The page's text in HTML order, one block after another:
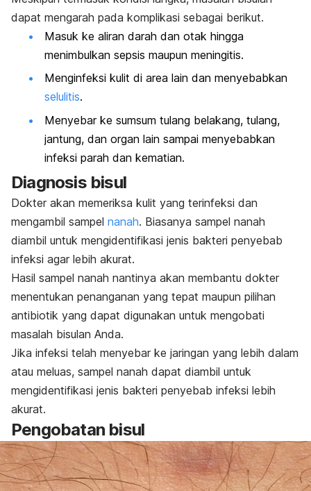
dapat mengarah pada komplikasi sebagai berikut.
Masuk ke aliran darah dan otak hingga
menimbulkan sepsis maupun meningitis.
Menginfeksi kulit di area lain dan menyebabkan
selulitis.
Menyebar ke sumsum tulang belakang, tulang,
jantung, dan organ lain sampai menyebabkan
infeksi parah dan kematian.
Diagnosis bisul
Dokter akan memeriksa kulit yang terinfeksi dan
mengambil sampel nanah. Biasanya sampel nanah
diambil untuk mengidentifikasi jenis bakteri penyebab
infeksi agar lebih akurat.
Hasil sampel nanah nantinya akan membantu dokter
menentukan penanganan yang tepat maupun pilihan
antibiotik yang dapat digunakan untuk mengobati
masalah bisulan Anda.
Jika infeksi telah menyebar ke jaringan yang lebih dalam
atau meluas, sampel nanah dapat diambil untuk
mengidentifikasi jenis bakteri penyebab infeksi lebih
akurat.
Pengobatan bisul